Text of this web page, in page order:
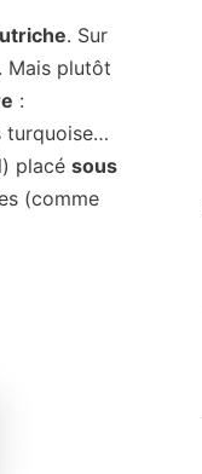
. Sur
Mais plutôt
:
turquoise…
placé sous
(comme